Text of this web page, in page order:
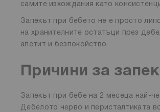
самите изхождания като
Запекът при бебето не е просто
на хранителните остатъци през
апетит и безпокойство.
Причини за
Запекът при бебе на 2 месеца най-
Дебелото черво и перисталтиката